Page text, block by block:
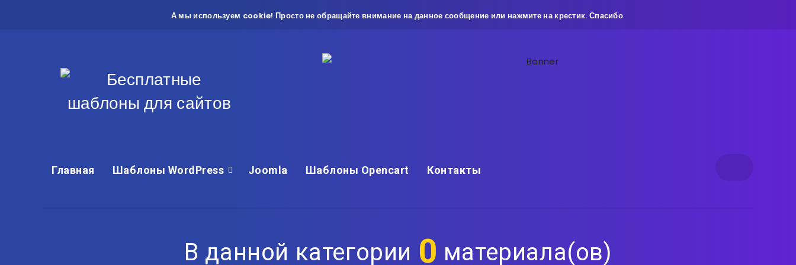
А мы используем cookie! Просто не обращайте внимание на данное сообщение или нажмите на крестик. Спасибо
Главная Шаблоны WordPress Joomla Шаблоны Opencart Контакты
В данной категории 0 материала(ов)